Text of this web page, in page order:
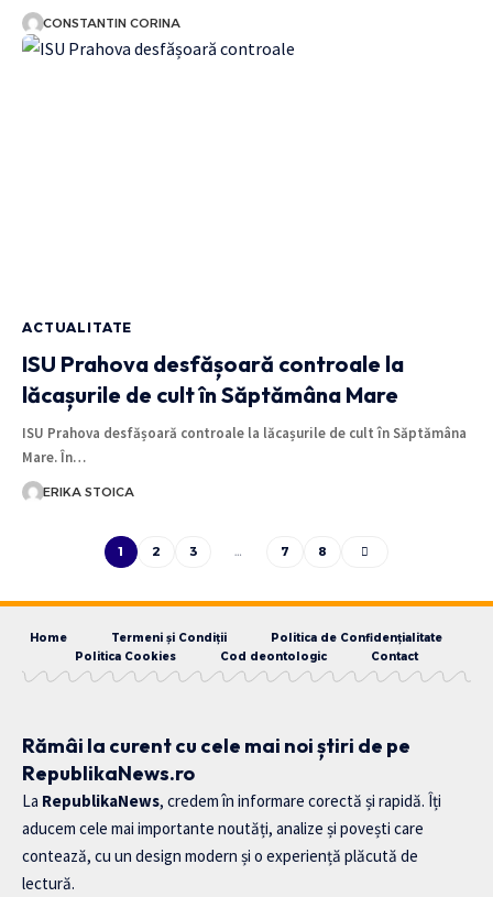
CONSTANTIN CORINA
ACTUALITATE
ISU Prahova desfășoară controale la
lăcașurile de cult în Săptămâna Mare
ISU Prahova desfășoară controale la lăcașurile de cult în Săptămâna
Mare. În…
ERIKA STOICA
1 2 3 … 7 8
Home Termeni și Condiții
Politica de Confidențialitate
Politica Cookies
Cod deontologic Contact
Rămâi la curent cu cele mai noi știri de pe
RepublikaNews.ro
La RepublikaNews, credem în informare corectă și rapidă. Îți
aducem cele mai importante noutăți, analize și povești care
contează, cu un design modern și o experiență plăcută de
lectură.